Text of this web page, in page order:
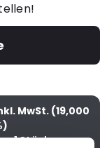
MwSt. (19,000
1 Stück